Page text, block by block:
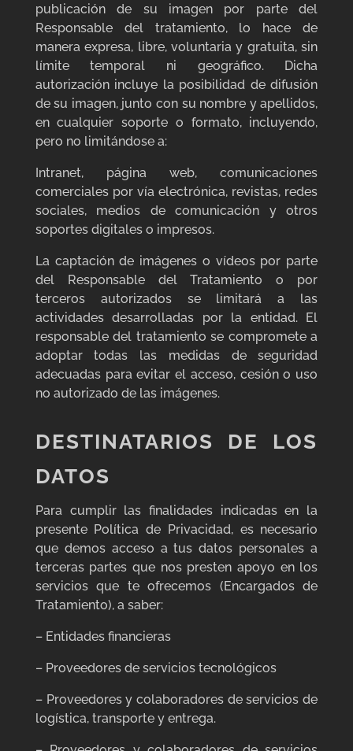
publicación de su imagen por parte del
Responsable del tratamiento, lo hace de
manera expresa, libre, voluntaria y gratuita, sin
límite temporal ni geográfico. Dicha
autorización incluye la posibilidad de difusión
de su imagen, junto con su nombre y apellidos,
en cualquier soporte o formato, incluyendo,
pero no limitándose a:
Intranet, página web, comunicaciones
comerciales por vía electrónica, revistas, redes
sociales, medios de comunicación y otros
soportes digitales o impresos.
La captación de imágenes o vídeos por parte
del Responsable del Tratamiento o por
terceros autorizados se limitará a las
actividades desarrolladas por la entidad. El
responsable del tratamiento se compromete a
adoptar todas las medidas de seguridad
adecuadas para evitar el acceso, cesión o uso
no autorizado de las imágenes.
DESTINATARIOS DE LOS
DATOS
Para cumplir las finalidades indicadas en la
presente Política de Privacidad, es necesario
que demos acceso a tus datos personales a
terceras partes que nos presten apoyo en los
servicios que te ofrecemos (Encargados de
Tratamiento), a saber:
– Entidades financieras
– Proveedores de servicios tecnológicos
– Proveedores y colaboradores de servicios de
logística, transporte y entrega.